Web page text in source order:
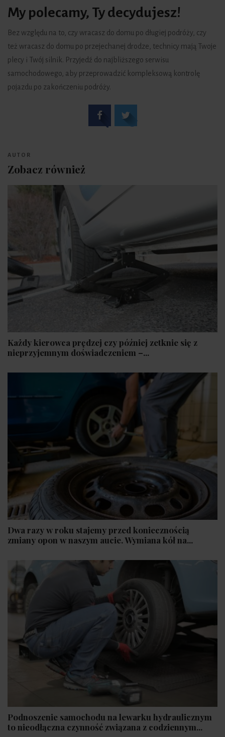
My polecamy, Ty decydujesz!
Bez względu na to, czy wracasz do domu po długiej podróży, czy
też wracasz do domu po przejechanej drodze, technicy mają Twoje
plecy i Twój silnik. Przyjedź do najbliższego serwisu
samochodowego, aby przeprowadzić kompleksową kontrolę
pojazdu po zakończeniu podróży.
AUTOR
Zobacz również
Każdy kierowca prędzej czy później zetknie się z
nieprzyjemnym doświadczeniem –...
Dwa razy w roku stajemy przed koniecznością
zmiany opon w naszym aucie. Wymiana kół na...
Podnoszenie samochodu na lewarku hydraulicznym
to nieodłączna czynność związana z codziennym...